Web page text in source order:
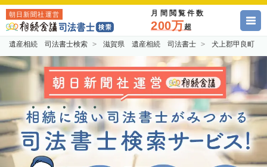
朝日新聞社運営 月間閲覧件数
200万超
遺産相続 司法書士検索 滋賀県 遺産相続 司法書士 犬上郡甲良町